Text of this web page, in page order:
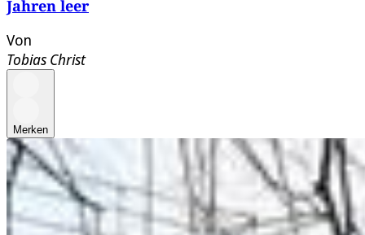
Jahren leer
Von
Tobias Christ
Merken